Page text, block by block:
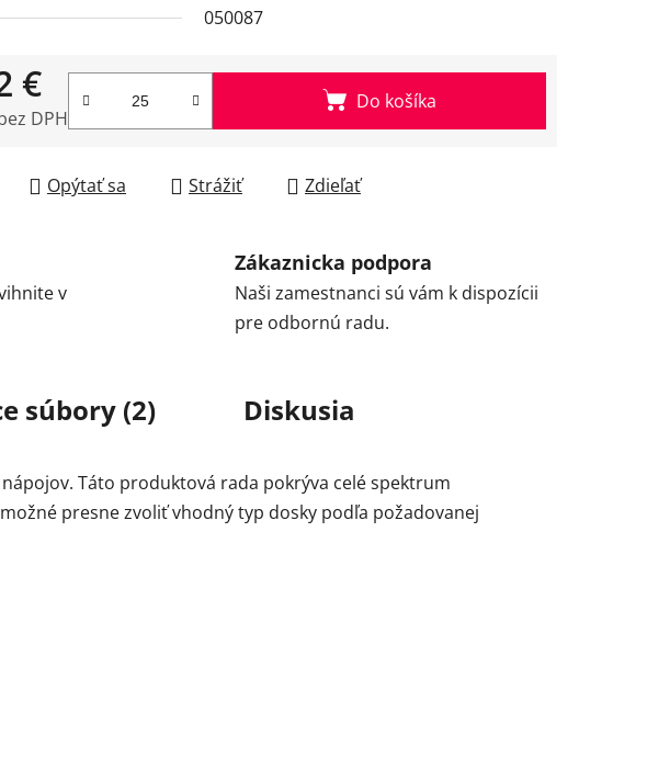
050087
€
DPH
Do košíka
Opýtať sa Strážiť Zdieľať
v
Zákaznicka podpora
Naši zamestnanci sú vám k dispozícii
pre odbornú radu.
súbory (2) Diskusia
Táto produktová rada pokrýva celé spektrum
presne zvoliť vhodný typ dosky podľa požadovanej